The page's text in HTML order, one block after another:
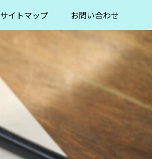
サイトマップ お問い合わせ